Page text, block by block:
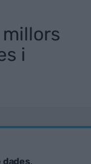
i
.